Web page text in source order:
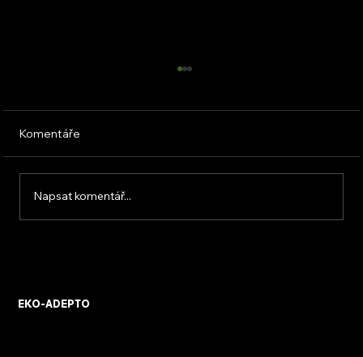
Komentáře
Napsat komentář...
EKO-ADEPTO